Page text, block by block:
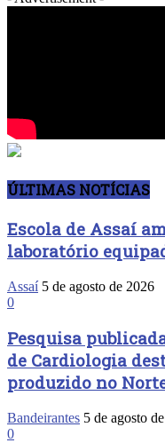
ÚLTIMAS NOTÍCIAS
Escola de Assaí
laboratório
Assaí 5 de agosto de 2026
0
Pesquisa
de Cardiologia
produzido no
Bandeirantes 5 de agosto
0